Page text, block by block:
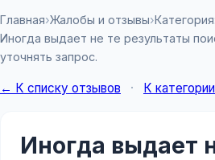
Главная›Жалобы и отзывы›
Иногда выдает не те результаты
уточнять запрос.
← К списку отзывов · К
Иногда выдает